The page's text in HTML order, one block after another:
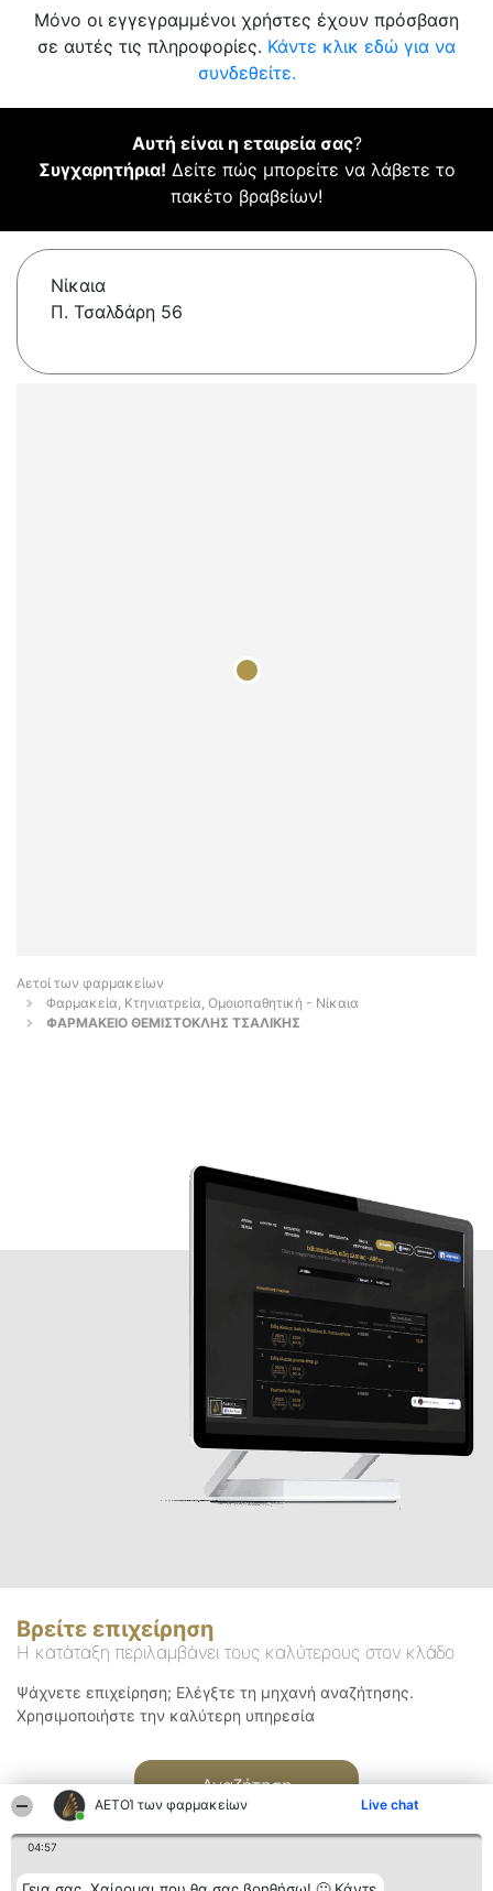
ΑΕΤΟΊ των φαρμακείων Live chat
04:57
Μόνο οι εγγεγραμμένοι χρήστες έχουν πρόσβαση
σε αυτές τις πληροφορίες. Κάντε κλικ εδώ για να
συνδεθείτε.
Αυτή είναι η εταιρεία σας?
Συγχαρητήρια! Δείτε πώς μπορείτε να λάβετε το
πακέτο βραβείων!
Νίκαια
Π. Τσαλδάρη 56
Αετοί των φαρμακείων
Φαρμακεία, Κτηνιατρεία, Ομοιοπαθητική - Νίκαια
ΦΑΡΜΑΚΕΙΟ ΘΕΜΙΣΤΟΚΛΗΣ ΤΣΑΛΙΚΗΣ
Βρείτε επιχείρηση
Η κατάταξη περιλαμβάνει τους καλύτερους στον κλάδο
Ψάχνετε επιχείρηση; Ελέγξτε τη μηχανή αναζήτησης.
Χρησιμοποιήστε την καλύτερη υπηρεσία
Αναζήτηση